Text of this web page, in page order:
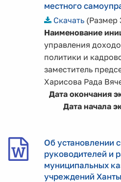
местного
Скачать(Размер
Наименование
управления
политики и
заместитель
Харисова Рада
Дата окончания
Дата начала
Об установлении
руководителей и
муниципальных
учреждений